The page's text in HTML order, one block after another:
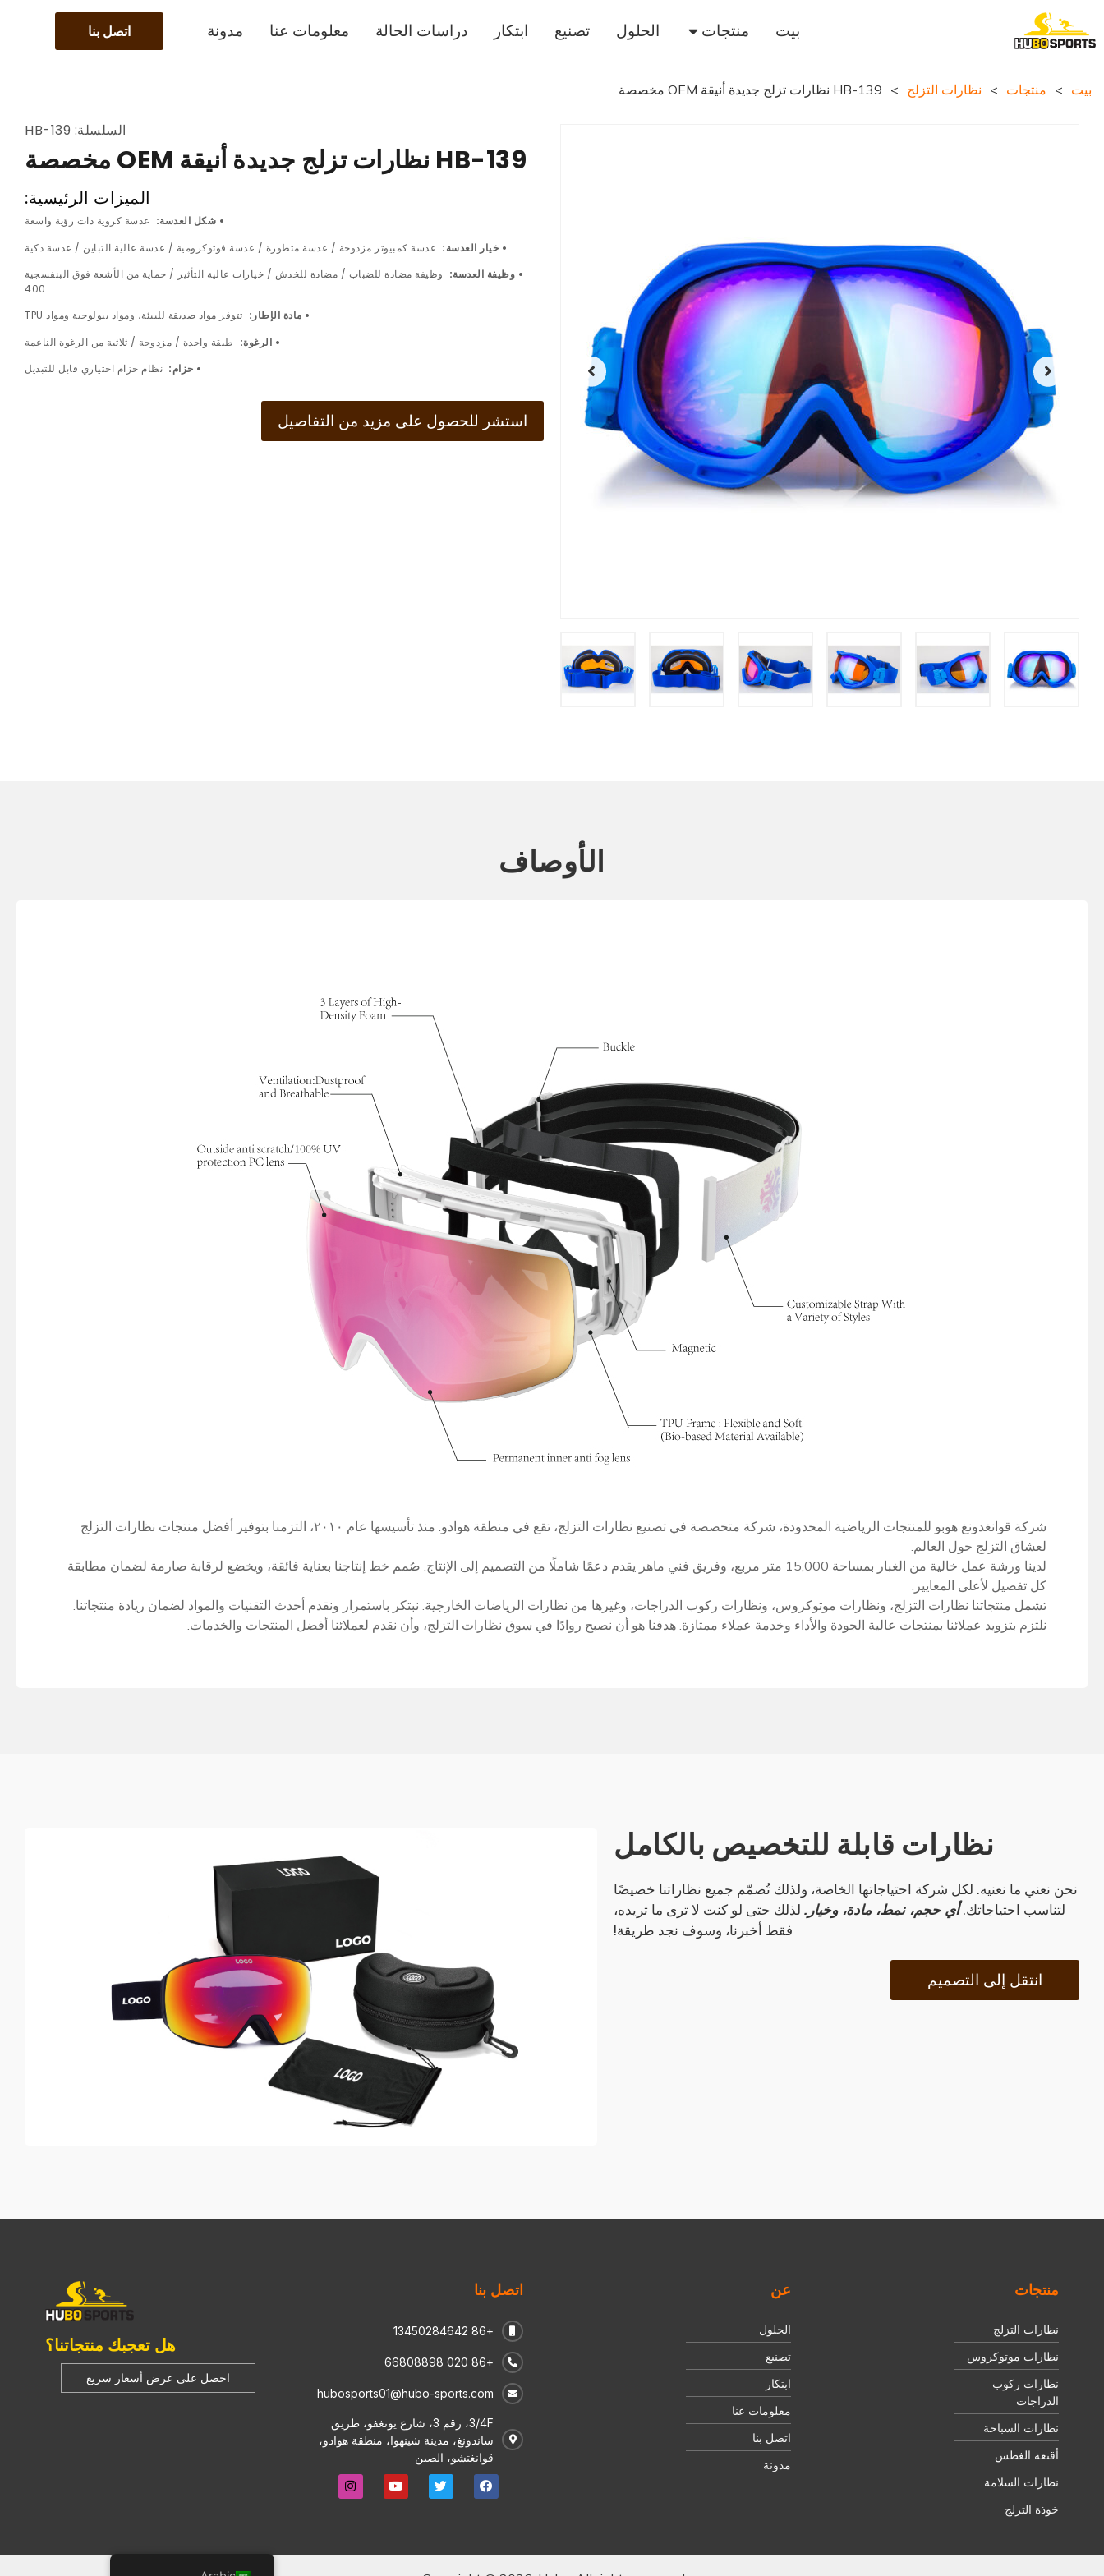
بيت منتجات الحلول تصنيع ابتكار دراسات الحالة معلومات عنا مدونة اتصل بنا
بيت > منتجات > نظارات التزلج > HB-139 نظارات تزلج جديدة أنيقة OEM مخصصة
السلسلة: HB-139
HB-139 نظارات تزلج جديدة أنيقة OEM مخصصة
الميزات الرئيسية:
• شكل العدسة: عدسة كروية ذات رؤية واسعة
• خيار العدسة: عدسة كمبيوتر مزدوجة / عدسة متطورة / عدسة فوتوكرومية / عدسة عالية التباين / عدسة ذكية
• وظيفة العدسة: وظيفة مضادة للضباب / مضادة للخدش / خيارات عالية التأثير / حماية من الأشعة فوق البنفسجية
400
• مادة الإطار: تتوفر مواد صديقة للبيئة، ومواد بيولوجية ومواد TPU
• الرغوة: طبقة واحدة / مزدوجة / ثلاثية من الرغوة الناعمة
• حزام: نظام حزام اختياري قابل للتبديل
استشر للحصول على مزيد من التفاصيل
الأوصاف
شركة قوانغدونغ هوبو للمنتجات الرياضية المحدودة، شركة متخصصة في تصنيع نظارات التزلج، تقع في منطقة هوادو. منذ تأسيسها عام ٢٠١٠، التزمنا بتوفير أفضل منتجات نظارات التزلج
لعشاق التزلج حول العالم.
لدينا ورشة عمل خالية من الغبار بمساحة 15,000 متر مربع، وفريق فني ماهر يقدم دعمًا شاملًا من التصميم إلى الإنتاج. صُمم خط إنتاجنا بعناية فائقة، ويخضع لرقابة صارمة لضمان مطابقة
كل تفصيل لأعلى المعايير.
تشمل منتجاتنا نظارات التزلج، ونظارات موتوكروس، ونظارات ركوب الدراجات، وغيرها من نظارات الرياضات الخارجية. نبتكر باستمرار ونقدم أحدث التقنيات والمواد لضمان ريادة منتجاتنا.
نلتزم بتزويد عملائنا بمنتجات عالية الجودة والأداء وخدمة عملاء ممتازة. هدفنا هو أن نصبح روادًا في سوق نظارات التزلج، وأن نقدم لعملائنا أفضل المنتجات والخدمات.
نظارات قابلة للتخصيص بالكامل
نحن نعني ما نعنيه. لكل شركة احتياجاتها الخاصة، ولذلك تُصمّم جميع نظاراتنا خصيصًا
لتناسب احتياجاتك.أي حجم، نمط، مادة، وخيار. لذلك حتى لو كنت لا ترى ما تريده،
فقط أخبرنا، وسوف نجد طريقة!
انتقل إلى التصميم
منتجات
نظارات التزلج
نظارات موتوكروس
نظارات ركوب
الدراجات
نظارات السباحة
أقنعة الغطس
نظارات السلامة
خوذة التزلج
عن
الحلول
تصنيع
ابتكار
معلومات عنا
اتصل بنا
مدونة
اتصل بنا
+86 13450284642
+86 020 66808898
hubosports01@hubo-sports.com
3/4F، رقم 3، شارع يونغفو، طريق
ساندونغ، مدينة شينهوا، منطقة هوادو،
قوانغتشو، الصين
هل تعجبك منتجاتنا؟
احصل على عرض أسعار سريع